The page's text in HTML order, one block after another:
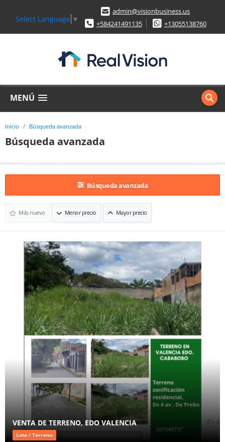
Select Language ▼
admin@visionbusiness.us
+584241491135
+13055138760
MENÚ
Inicio Búsqueda avanzada
Búsqueda avanzada
Búsqueda avanzada
Más nuevo Menor precio Mayor precio
VENTA DE TERRENO, EDO VALENCIA
Lote / Terreno